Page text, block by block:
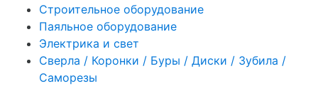
Строительное оборудование
Паяльное оборудование
Электрика и свет
Сверла / Коронки / Буры / Диски / Зубила /
Саморезы